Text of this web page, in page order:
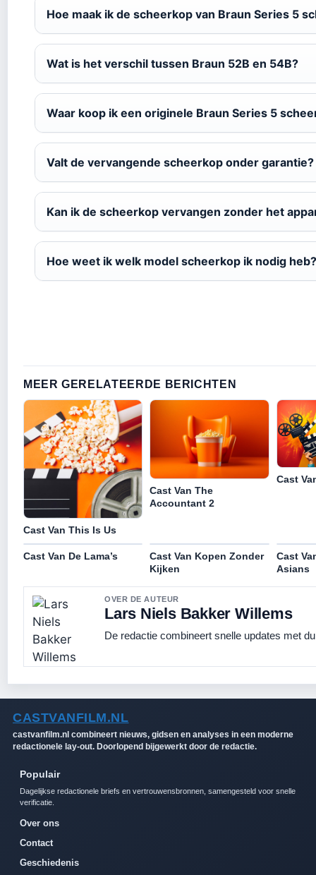
Hoe maak ik de scheerkop van Braun Series 5
Wat is het verschil tussen Braun 52B en 54B?
Waar koop ik een originele Braun Series 5
Valt de vervangende scheerkop onder garantie?
Kan ik de scheerkop vervangen zonder het
Hoe weet ik welk model scheerkop ik nodig heb?
MEER GERELATEERDE BERICHTEN
Cast Van This Is Us
Cast Van The
Accountant 2
Cast
Cast Van De Lama’s
Cast Van Kopen Zonder
Kijken
Cast
Asians
OVER DE AUTEUR
Lars Niels Bakker Willems
De redactie combineert snelle updates met
CASTVANFILM.NL
castvanfilm.nl combineert nieuws, gidsen en analyses in een moderne
redactionele lay-out. Doorlopend bijgewerkt door de redactie.
Populair
Dagelijkse redactionele briefs en vertrouwensbronnen, samengesteld voor snelle
verificatie.
Over ons
Contact
Geschiedenis